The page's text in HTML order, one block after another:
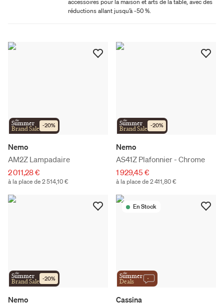
accessoires pour la maison et arts de la table, avec des
réductions allant jusqu’à -50 %.
the
Summer
Brand Sale -20%
Nemo
AM2Z Lampadaire
2 011,28 €
à la place de 2 514,10 €
the
Summer
Brand Sale -20%
Nemo
AS41Z Plafonnier - Chrome
1 929,45 €
à la place de 2 411,80 €
the
Summer
Brand Sale -20%
Nemo
En Stock
the
Summer
Deals
Cassina